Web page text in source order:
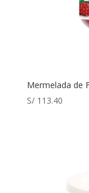
Mermelada de
S/113.40